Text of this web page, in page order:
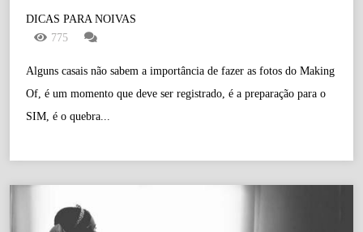
DICAS PARA NOIVAS
775
Alguns casais não sabem a importância de fazer as fotos do Making
Of, é um momento que deve ser registrado, é a preparação para o
SIM, é o quebra...